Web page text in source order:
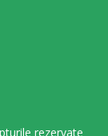
rezervate